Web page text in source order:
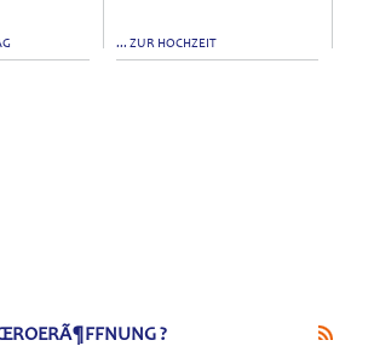
... ZUR HOCHZEIT
?